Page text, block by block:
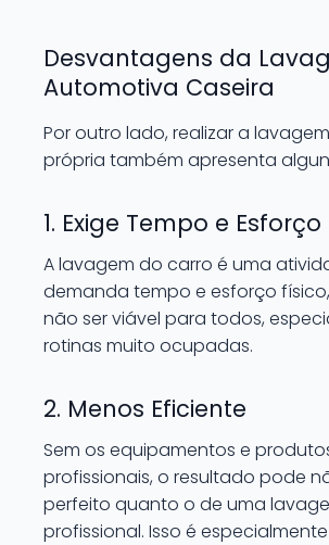
Desvantagens da
Automotiva Caseira
Por outro lado, realizar a
própria também apresenta
1. Exige Tempo e Esforço
A lavagem do carro é uma
demanda tempo e esforço
não ser viável para todos,
rotinas muito ocupadas.
2. Menos Eficiente
Sem os equipamentos e
profissionais, o resultado pode
perfeito quanto o de uma
profissional. Isso é